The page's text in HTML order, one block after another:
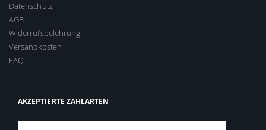
Datenschutz
AGB
Widerrufsbelehrung
Versandkosten
FAQ
AKZEPTIERTE ZAHLARTEN